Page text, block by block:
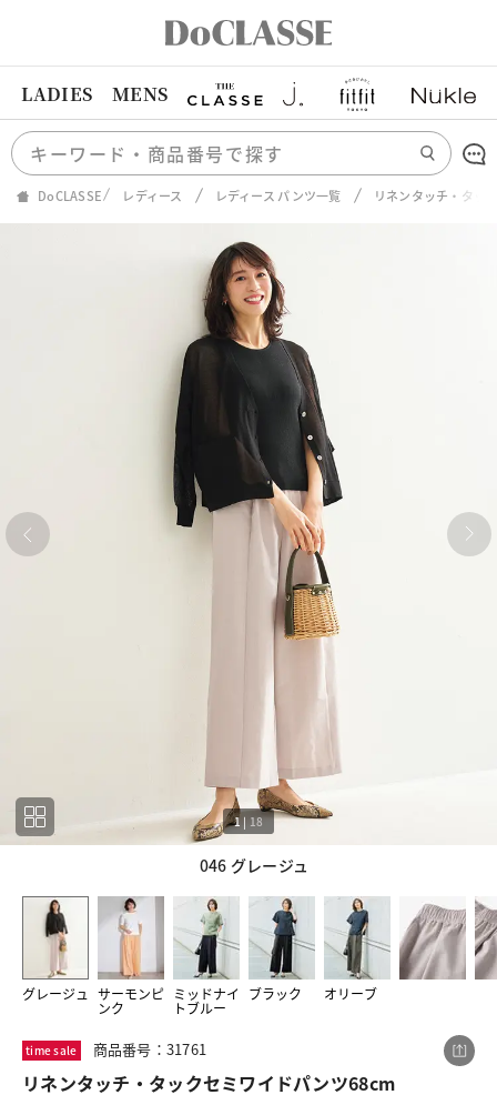
LADIES MENS
DoCLASSE レディース レディース パンツ一覧 リネンタッチ・タッ
046 グレージュ
1| 18
グレージュ サーモンピ
ンク
ミッドナイ
トブルー
ブラック オリーブ
time sale 商品番号：31761
リネンタッチ・タックセミワイドパンツ68cm
この商品をシェアする